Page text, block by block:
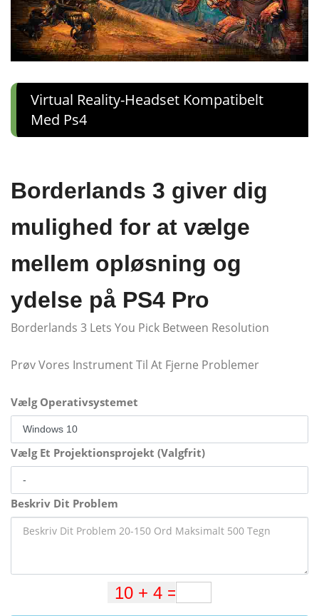
Virtual Reality-Headset Kompatibelt
Med Ps4
Borderlands 3 giver dig
mulighed for at vælge
mellem opløsning og
ydelse på PS4 Pro
Borderlands 3 Lets You Pick Between Resolution
Prøv Vores Instrument Til At Fjerne Problemer
Vælg Operativsystemet
Vælg Et Projektionsprojekt (Valgfrit)
Beskriv Dit Problem